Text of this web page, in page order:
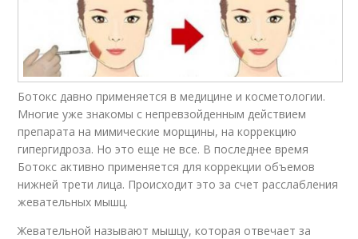
Ботокс давно применяется в медицине и косметологии.
Многие уже знакомы с непревзойденным действием
препарата на мимические морщины, на коррекцию
гипергидроза. Но это еще не все. В последнее время
Ботокс активно применяется для коррекции объемов
нижней трети лица. Происходит это за счет расслабления
жевательных мышц.
Жевательной называют мышцу, которая отвечает за